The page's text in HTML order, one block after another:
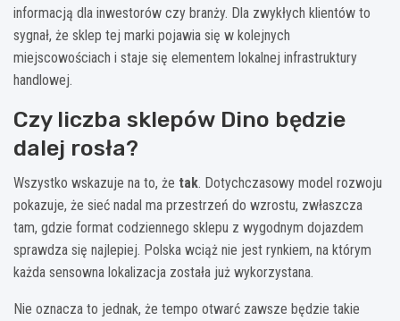
informacją dla inwestorów czy branży. Dla zwykłych klientów to
sygnał, że sklep tej marki pojawia się w kolejnych
miejscowościach i staje się elementem lokalnej infrastruktury
handlowej.
Czy liczba sklepów Dino będzie
dalej rosła?
Wszystko wskazuje na to, że tak. Dotychczasowy model rozwoju
pokazuje, że sieć nadal ma przestrzeń do wzrostu, zwłaszcza
tam, gdzie format codziennego sklepu z wygodnym dojazdem
sprawdza się najlepiej. Polska wciąż nie jest rynkiem, na którym
każda sensowna lokalizacja została już wykorzystana.
Nie oznacza to jednak, że tempo otwarć zawsze będzie takie